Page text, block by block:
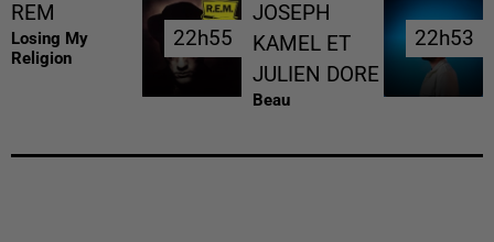
REM
Losing My
Religion
22h55
22h55
JOSEPH
KAMEL ET
JULIEN DORE
Beau
22h53
22h53